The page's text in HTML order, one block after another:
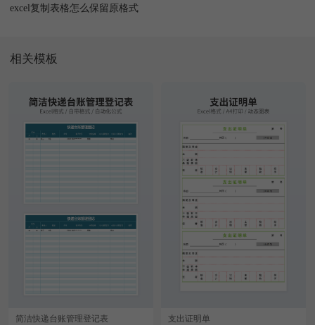
excel复制表格怎么保留原格式
相关模板
简洁快递台账管理登记表 支出证明单